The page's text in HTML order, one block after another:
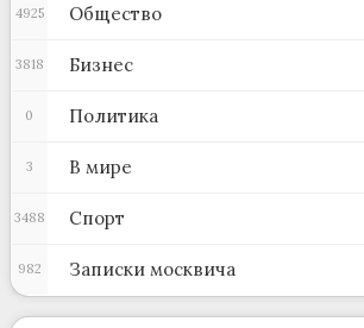
Общество
4925
Бизнес
3818
Политика
0
В мире
3
Спорт
3488
Записки москвича
982